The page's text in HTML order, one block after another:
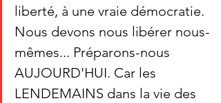
liberté, à une vraie démocratie.
Nous devons nous libérer nous-
mêmes... Préparons-nous
AUJOURD'HUI. Car les
LENDEMAINS dans la vie des